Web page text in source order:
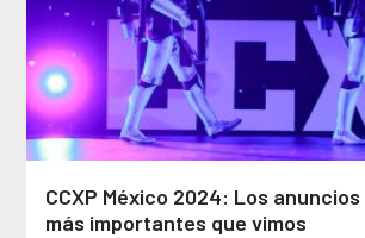
CCXP México 2024: Los
más importantes que vimos